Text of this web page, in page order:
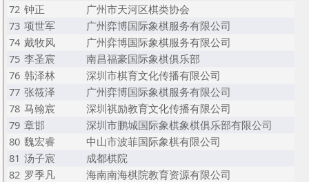
72 钟正
广州市天河区棋类协会
73 项世军
广州弈博国际象棋服务有限公司
74 戴牧风
广州弈博国际象棋服务有限公司
75 李圣宸
南昌福豪国际象棋俱乐部
76 韩泽林
深圳市棋育文化传播有限公司
77 张筱泽
广州弈博国际象棋服务有限公司
78 马翰宸
深圳祺励教育文化传播有限公司
79 章邯
深圳市鹏城国际象棋象棋俱乐部有限公司
80 魏宏睿
中山市波菲国际象棋有限公司
81 汤子宸
成都棋院
82 罗季凡
海南南海棋院教育资源有限公司